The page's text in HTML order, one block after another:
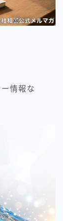
情報な